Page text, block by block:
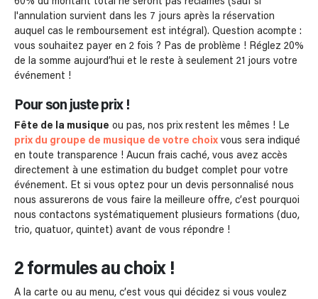
l'annulation survient dans les 7 jours après la réservation
auquel cas le remboursement est intégral). Question acompte :
vous souhaitez payer en 2 fois ? Pas de problème ! Réglez 20%
de la somme aujourd’hui et le reste à seulement 21 jours votre
événement !
Pour son juste prix !
Fête de la musique ou pas, nos prix restent les mêmes ! Le
prix du groupe de musique de votre choix vous sera indiqué
en toute transparence ! Aucun frais caché, vous avez accès
directement à une estimation du budget complet pour votre
événement. Et si vous optez pour un devis personnalisé nous
nous assurerons de vous faire la meilleure offre, c’est pourquoi
nous contactons systématiquement plusieurs formations (duo,
trio, quatuor, quintet) avant de vous répondre !
2 formules au choix !
A la carte ou au menu, c’est vous qui décidez si vous voulez